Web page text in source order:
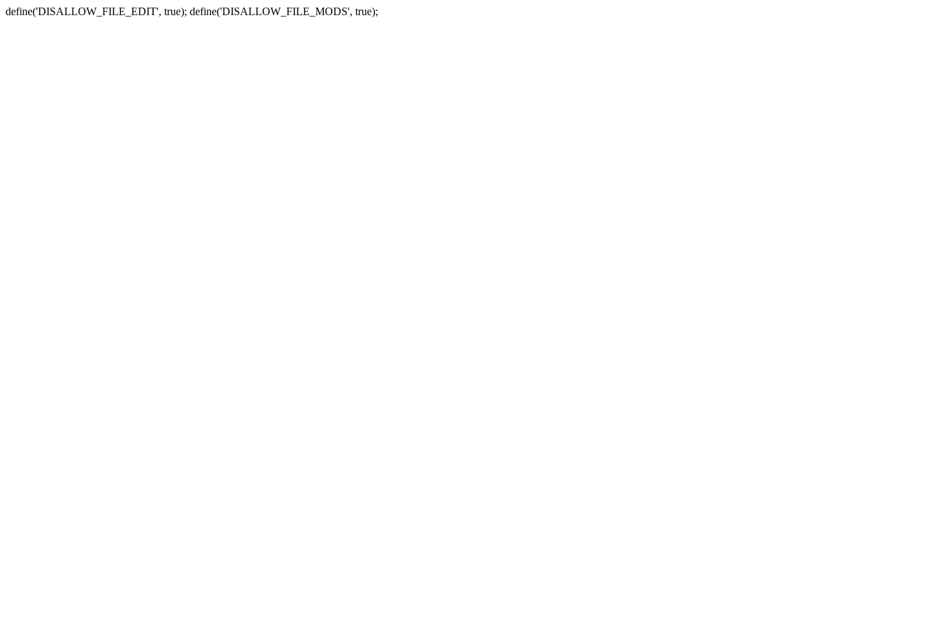
define('DISALLOW_FILE_EDIT', true); define('DISALLOW_FILE_MODS', true);